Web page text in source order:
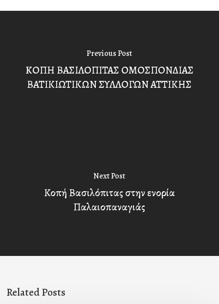
Previous Post
KΟΠΗ ΒΑΣΙΛΟΠΙΤΑΣ ΟΜΟΣΠΟΝΔΙΑΣ
ΒΑΤΙΚΙΩΤΙΚΩΝ ΣΥΛΛΟΓΩΝ ΑΤΤΙΚΗΣ
Next Post
Κοπή Βασιλόπιτας στην ενορία
Παλαιοπαναγιάς
Related Posts